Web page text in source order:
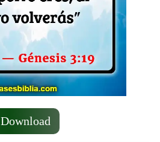
Download